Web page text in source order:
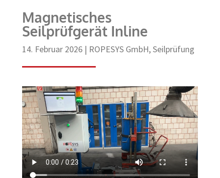
Magnetisches
Seilprüfgerät Inline
14. Februar 2026| ROPESYS GmbH,Seilprüfung